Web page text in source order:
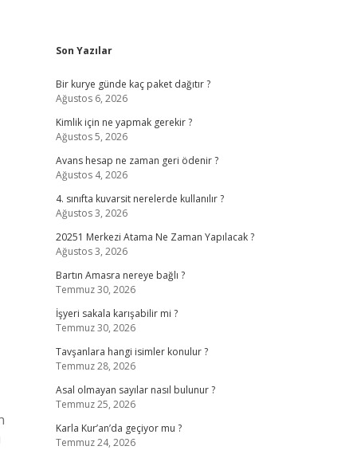
Sidebar
Son Yazılar
Bir kurye günde kaç paket dağıtır ?
Ağustos 6, 2026
Kimlik için ne yapmak gerekir ?
Ağustos 5, 2026
Avans hesap ne zaman geri ödenir ?
Ağustos 4, 2026
4. sınıfta kuvarsit nerelerde kullanılır ?
Ağustos 3, 2026
20251 Merkezi Atama Ne Zaman Yapılacak ?
Ağustos 3, 2026
Bartın Amasra nereye bağlı ?
Temmuz 30, 2026
İşyeri sakala karışabilir mi ?
Temmuz 30, 2026
Tavşanlara hangi isimler konulur ?
Temmuz 28, 2026
Asal olmayan sayılar nasıl bulunur ?
Temmuz 25, 2026
Karla Kur’an’da geçiyor mu ?
Temmuz 24, 2026